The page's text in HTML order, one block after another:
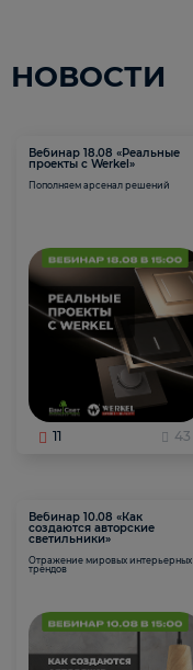
НОВОСТИ
Вебинар 18.08 «Реальные
проекты с Werkel»
Пополняем арсенал решений
11 43
Вебинар 10.08 «Как
создаются авторские
светильники»
Отражение мировых интерьерных
трендов